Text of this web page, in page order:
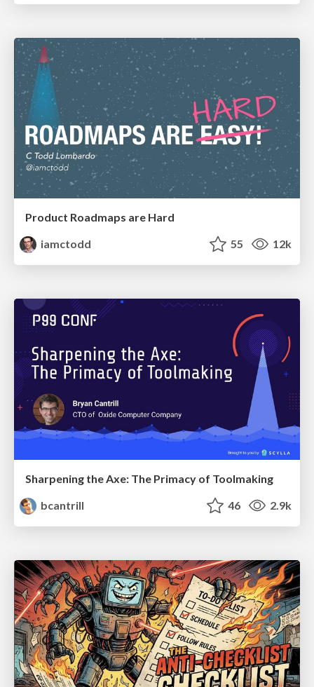
Product Roadmaps are Hard
iamctodd
55 12k
Sharpening the Axe: The Primacy of Toolmaking
bcantrill
46 2.9k